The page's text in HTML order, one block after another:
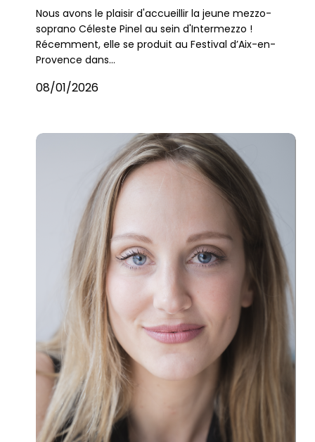
Nous avons le plaisir d'accueillir la jeune mezzo-
soprano Céleste Pinel au sein d'Intermezzo !
Récemment, elle se produit au Festival d’Aix-en-
Provence dans…
08/01/2026